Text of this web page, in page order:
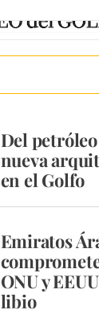
Del
nueva
en el Golfo
Emiratos
ONU y
libio